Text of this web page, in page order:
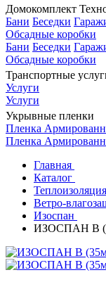
Домокомплект
Бани Беседки
Обсадные коробки
Бани Беседки
Обсадные коробки
Транспортные
Услуги
Услуги
Укрывные пленки
Пленка
Пленка
Главная
Каталог
Ветро-
Изоспан
ИЗОСПАН В